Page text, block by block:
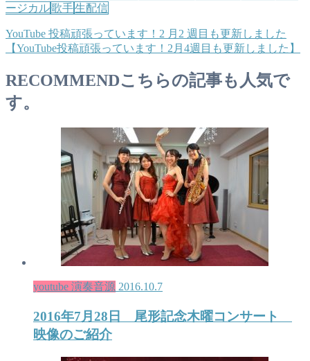
ージカル歌手生配信
YouTube 投稿頑張っています！2 月2 週目も更新しました
【YouTube投稿頑張っています！2月4週目も更新しました】
RECOMMENDこちらの記事も人気で
す。
youtube 演奏音源 2016.10.7
2016年7月28日 尾形記念木曜コンサート
映像のご紹介